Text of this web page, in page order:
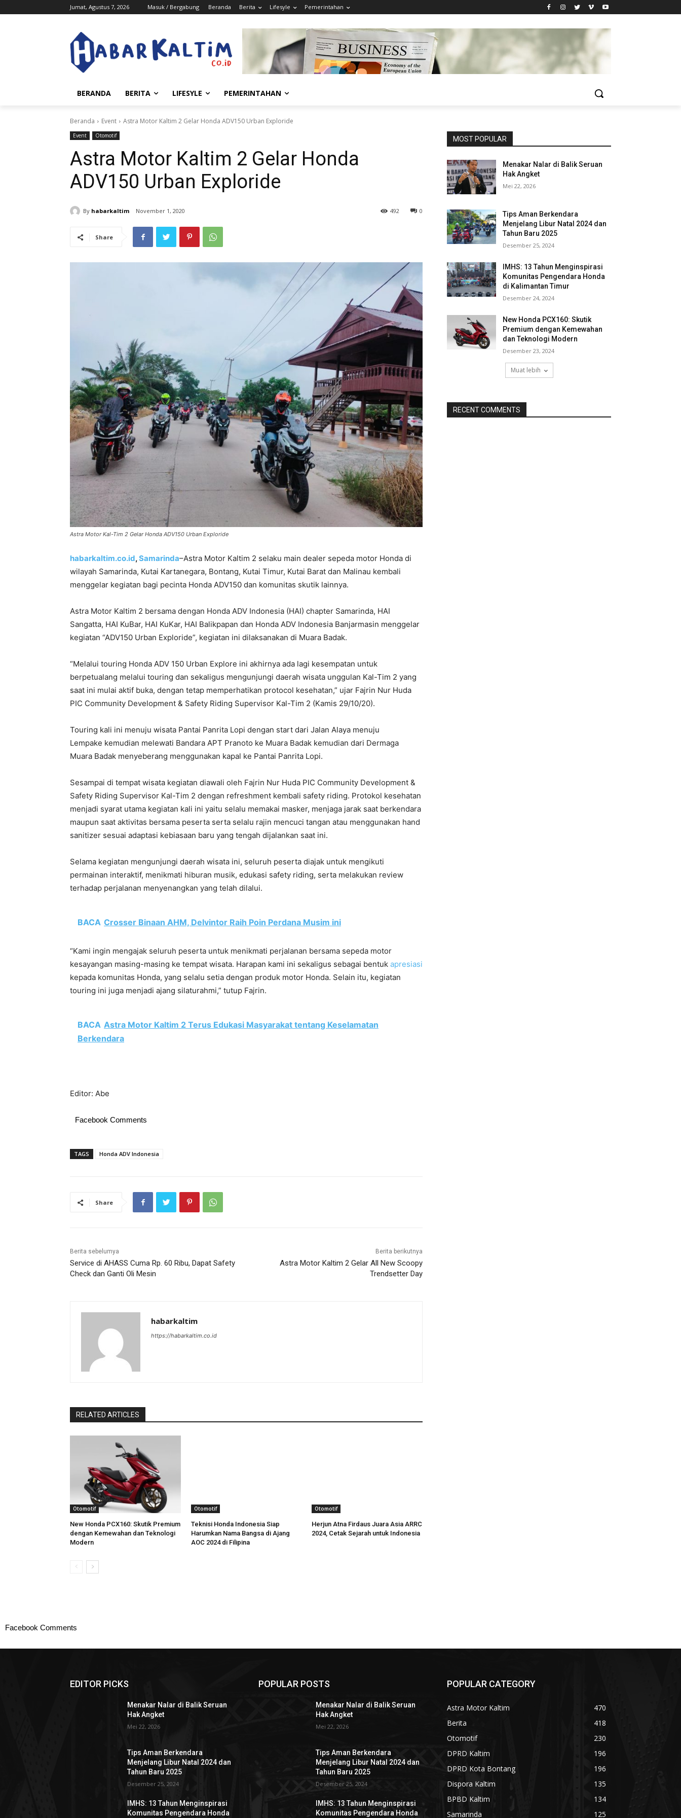
Jumat, Agustus 7, 2026 Masuk / Bergabung Beranda Berita Lifesyle Pemerintahan
BERANDA BERITA LIFESYLE PEMERINTAHAN
Beranda Event Astra Motor Kaltim 2 Gelar Honda ADV150 Urban Exploride
Event Otomotif
Astra Motor Kaltim 2 Gelar Honda
ADV150 Urban Exploride
By habarkaltim November 1, 2020 0
492
Share
Astra Motor Kal-Tim 2 Gelar Honda ADV150 Urban Exploride
habarkaltim.co.id,Samarinda–Astra Motor Kaltim 2 selaku main dealer sepeda motor Honda di
wilayah Samarinda, Kutai Kartanegara, Bontang, Kutai Timur, Kutai Barat dan Malinau kembali
menggelar kegiatan bagi pecinta Honda ADV150 dan komunitas skutik lainnya.
Astra Motor Kaltim 2 bersama dengan Honda ADV Indonesia (HAI) chapter Samarinda, HAI
Sangatta, HAI KuBar, HAI KuKar, HAI Balikpapan dan Honda ADV Indonesia Banjarmasin menggelar
kegiatan “ADV150 Urban Exploride”, kegiatan ini dilaksanakan di Muara Badak.
“Melalui touring Honda ADV 150 Urban Explore ini akhirnya ada lagi kesempatan untuk
berpetualang melalui touring dan sekaligus mengunjungi daerah wisata unggulan Kal-Tim 2 yang
saat ini mulai aktif buka, dengan tetap memperhatikan protocol kesehatan,” ujar Fajrin Nur Huda
PIC Community Development & Safety Riding Supervisor Kal-Tim 2 (Kamis 29/10/20).
Touring kali ini menuju wisata Pantai Panrita Lopi dengan start dari Jalan Alaya menuju
Lempake kemudian melewati Bandara APT Pranoto ke Muara Badak kemudian dari Dermaga
Muara Badak menyeberang menggunakan kapal ke Pantai Panrita Lopi.
Sesampai di tempat wisata kegiatan diawali oleh Fajrin Nur Huda PIC Community Development &
Safety Riding Supervisor Kal-Tim 2 dengan refreshment kembali safety riding. Protokol kesehatan
menjadi syarat utama kegiatan kali ini yaitu selalu memakai masker, menjaga jarak saat berkendara
maupun saat aktivitas bersama peserta serta selalu rajin mencuci tangan atau menggunakan hand
sanitizer sesuai adaptasi kebiasaan baru yang tengah dijalankan saat ini.
Selama kegiatan mengunjungi daerah wisata ini, seluruh peserta diajak untuk mengikuti
permainan interaktif, menikmati hiburan musik, edukasi safety riding, serta melakukan review
terhadap perjalanan menyenangkan yang telah dilalui.
BACA Crosser Binaan AHM, Delvintor Raih Poin Perdana Musim ini
“Kami ingin mengajak seluruh peserta untuk menikmati perjalanan bersama sepeda motor
kesayangan masing-masing ke tempat wisata. Harapan kami ini sekaligus sebagai bentuk apresiasi
kepada komunitas Honda, yang selalu setia dengan produk motor Honda. Selain itu, kegiatan
touring ini juga menjadi ajang silaturahmi,” tutup Fajrin.
BACA Astra Motor Kaltim 2 Terus Edukasi Masyarakat tentang Keselamatan
Berkendara
Editor: Abe
Facebook Comments
TAGS Honda ADV Indonesia
Share
Berita sebelumya
Service di AHASS Cuma Rp. 60 Ribu, Dapat Safety
Check dan Ganti Oli Mesin
Berita berikutnya
Astra Motor Kaltim 2 Gelar All New Scoopy
Trendsetter Day
habarkaltim
https://habarkaltim.co.id
RELATED ARTICLES
Otomotif
New Honda PCX160: Skutik Premium
dengan Kemewahan dan Teknologi
Modern
Otomotif
Teknisi Honda Indonesia Siap
Harumkan Nama Bangsa di Ajang
AOC 2024 di Filipina
Otomotif
Herjun Atna Firdaus Juara Asia ARRC
2024, Cetak Sejarah untuk Indonesia
MOST POPULAR
Menakar Nalar di Balik Seruan
Hak Angket
Mei 22, 2026
Tips Aman Berkendara
Menjelang Libur Natal 2024 dan
Tahun Baru 2025
Desember 25, 2024
IMHS: 13 Tahun Menginspirasi
Komunitas Pengendara Honda
di Kalimantan Timur
Desember 24, 2024
New Honda PCX160: Skutik
Premium dengan Kemewahan
dan Teknologi Modern
Desember 23, 2024
Muat lebih
RECENT COMMENTS
Facebook Comments
EDITOR PICKS
Menakar Nalar di Balik Seruan
Hak Angket
Mei 22, 2026
Tips Aman Berkendara
Menjelang Libur Natal 2024 dan
Tahun Baru 2025
Desember 25, 2024
IMHS: 13 Tahun Menginspirasi
Komunitas Pengendara Honda
POPULAR POSTS
Menakar Nalar di Balik Seruan
Hak Angket
Mei 22, 2026
Tips Aman Berkendara
Menjelang Libur Natal 2024 dan
Tahun Baru 2025
Desember 25, 2024
IMHS: 13 Tahun Menginspirasi
Komunitas Pengendara Honda
POPULAR CATEGORY
Astra Motor Kaltim
470
Berita
418
Otomotif
230
DPRD Kaltim
196
DPRD Kota Bontang
196
Dispora Kaltim
135
BPBD Kaltim
134
Samarinda
125